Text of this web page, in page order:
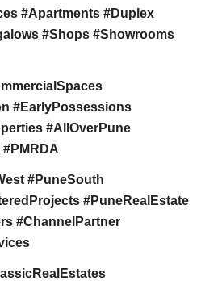
#Apartments #Duplex
#Shops #Showrooms
#EarlyPossessions
#AllOverPune
#PuneSouth
#PuneRealEstate
#ChannelPartner